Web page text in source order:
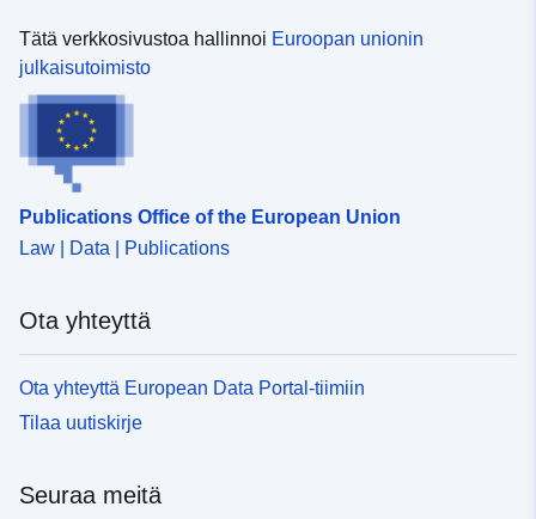
Tätä verkkosivustoa hallinnoi Euroopan unionin
julkaisutoimisto
Publications Office of the European Union
Law | Data | Publications
Ota yhteyttä
Ota yhteyttä European Data Portal-tiimiin
Tilaa uutiskirje
Seuraa meitä